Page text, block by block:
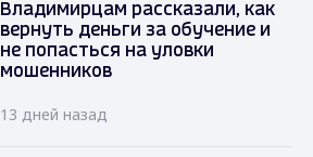
Владимирцам рассказали, как
вернуть деньги за обучение и
не попасться на уловки
мошенников
13 дней назад